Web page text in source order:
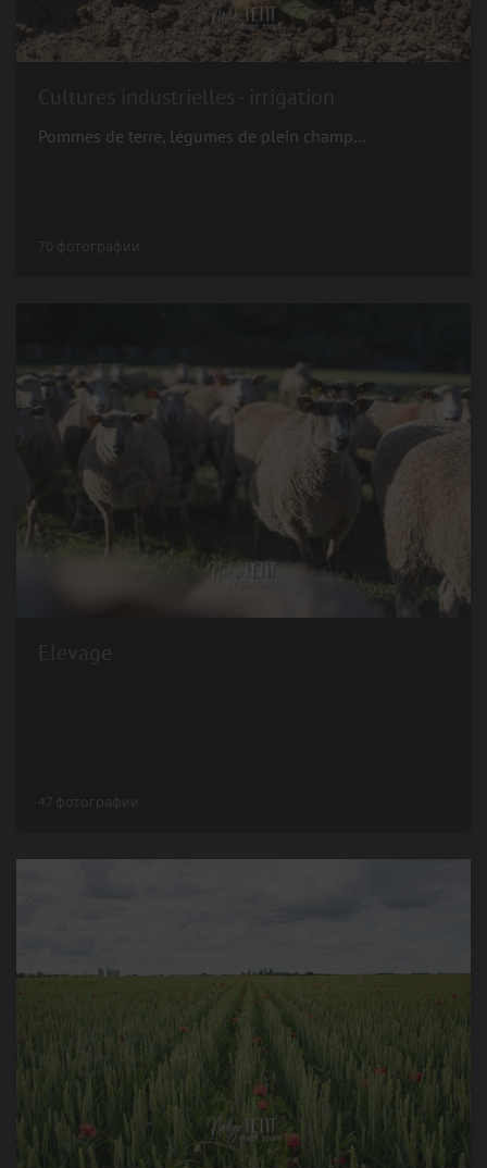
Pommes de terre, légumes de plein champ...
70 фотографии
47 фотографии